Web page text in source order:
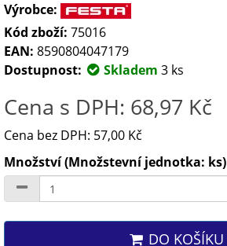
Výrobce:
Kód zboží: 75016
EAN: 8590804047179
Dostupnost:
Skladem 3 ks
Cena s DPH: 68,97 Kč
Cena bez DPH: 57,00 Kč
Množství (Množstevní jednotka: ks)
DO KOŠÍKU